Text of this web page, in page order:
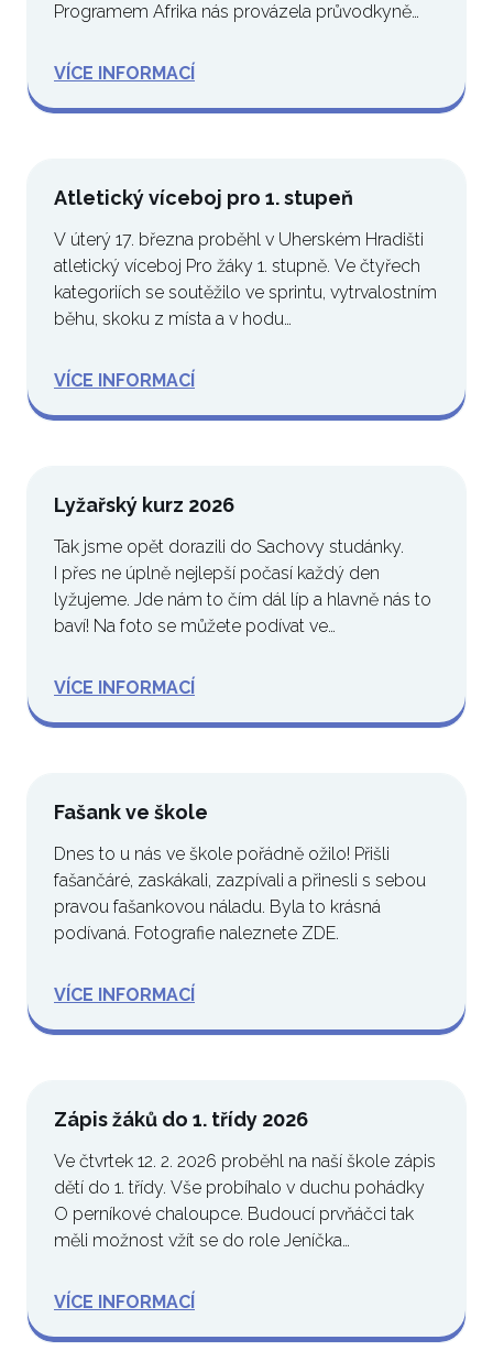
Programem Afrika nás provázela průvodkyně…
VÍCE INFORMACÍ
Atletický víceboj pro 1. stupeň
V úterý 17. března proběhl v Uherském Hradišti
atletický víceboj Pro žáky 1. stupně. Ve čtyřech
kategoriích se soutěžilo ve sprintu, vytrvalostním
běhu, skoku z místa a v hodu…
VÍCE INFORMACÍ
Lyžařský kurz 2026
Tak jsme opět dorazili do Sachovy studánky.
I přes ne úplně nejlepší počasí každý den
lyžujeme. Jde nám to čím dál líp a hlavně nás to
baví! Na foto se můžete podívat ve…
VÍCE INFORMACÍ
Fašank ve škole
Dnes to u nás ve škole pořádně ožilo! Přišli
fašančáré, zaskákali, zazpívali a přinesli s sebou
pravou fašankovou náladu. Byla to krásná
podívaná. Fotografie naleznete ZDE.
VÍCE INFORMACÍ
Zápis žáků do 1. třídy 2026
Ve čtvrtek 12. 2. 2026 proběhl na naší škole zápis
dětí do 1. třídy. Vše probíhalo v duchu pohádky
O perníkové chaloupce. Budoucí prvňáčci tak
měli možnost vžít se do role Jeníčka…
VÍCE INFORMACÍ